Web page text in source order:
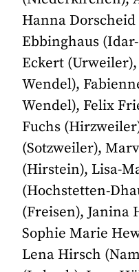
Hanna
Ebbinghaus
Eckert
Wendel),
Wendel), Felix
Fuchs
(Sotzweiler),
(Hirstein), Lisa-
(Hochstetten-
(Freisen), Janina
Sophie Marie
Lena Hirsch